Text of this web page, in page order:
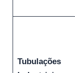
Tubulações